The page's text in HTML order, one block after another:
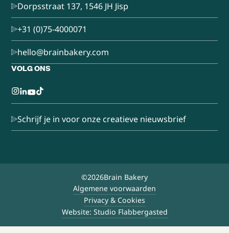
Dorpsstraat 137, 1546 JH Jisp
+31 (0)75-4000071
hello@brainbakery.com
VOLG ONS
Schrijf je in voor onze creatieve nieuwsbrief
©2026Brain Bakery
Algemene voorwaarden
Privacy & Cookies
Website: Studio Flabbergasted